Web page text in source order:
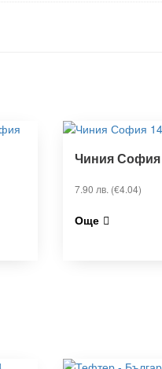
Чиния София
7.90 лв. (€4.04)
Още